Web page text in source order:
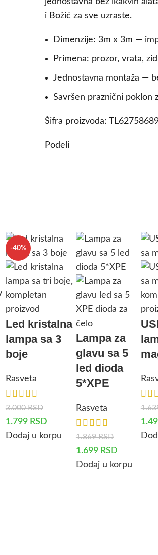
i Božić za sve uzraste.
Dimenzije: 3m x 3m —
Primena: prozor, vrata,
Jednostavna montaža —
Savršen praznični poklon
Šifra proizvoda:
Podeli
-40%
Led kristalna
lampa sa 3
boje
Rasveta
3.000RSD
1.799 RSD
Dodaj u korpu
Lampa za
glavu sa 5
led dioda
5*XPE
Rasveta
1.869RSD
1.699 RSD
Dodaj u korpu